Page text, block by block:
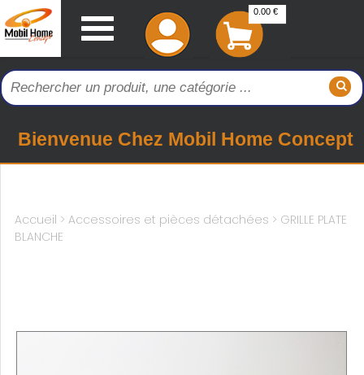
0.00 €
Bienvenue Chez Mobil Home Concept
Accueil > Accessoires et pièces détachées > GRILLE PLATE
BLANCHE